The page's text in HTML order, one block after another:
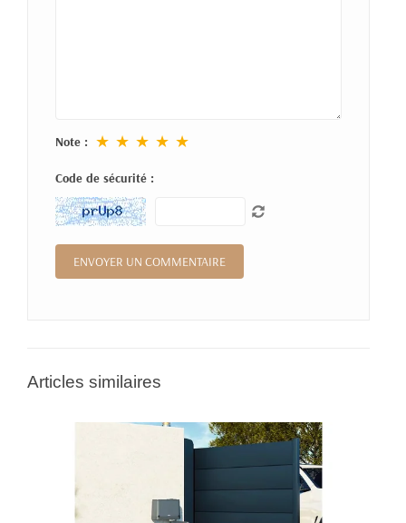
Note : ★ ★ ★ ★ ★
Code de sécurité :
Articles similaires